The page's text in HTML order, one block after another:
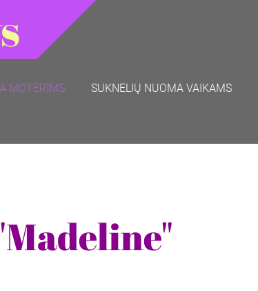
MOTERIMS SUKNELIŲ NUOMA VAIKAMS